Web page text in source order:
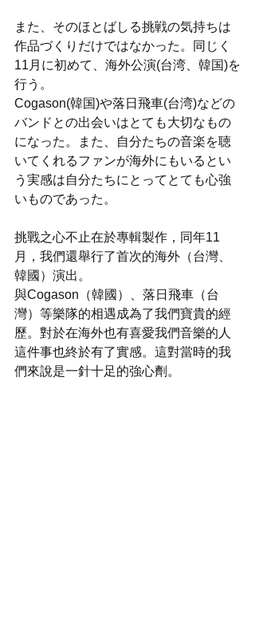
また、そのほとばしる挑戦の気持ちは
作品づくりだけではなかった。同じく
11月に初めて、海外公演(台湾、韓国)を
行う。
Cogason(韓国)や落日飛車(台湾)などの
バンドとの出会いはとても大切なもの
になった。また、自分たちの音楽を聴
いてくれるファンが海外にもいるとい
う実感は自分たちにとってとても心強
いものであった。
挑戰之心不止在於專輯製作，同年11
月，我們還舉行了首次的海外（台灣、
韓國）演出。
與Cogason（韓國）、落日飛車（台
灣）等樂隊的相遇成為了我們寶貴的經
歷。對於在海外也有喜愛我們音樂的人
這件事也終於有了實感。這對當時的我
們來說是一針十足的強心劑。